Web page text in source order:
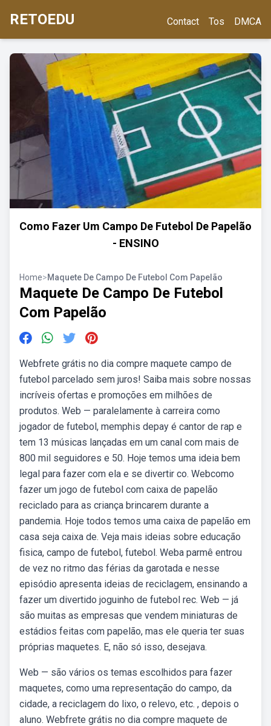
RETOEDU Contact Tos DMCA
Como Fazer Um Campo De Futebol De Papelão
- ENSINO
Home>Maquete De Campo De Futebol Com Papelão
Maquete De Campo De Futebol
Com Papelão
Webfrete grátis no dia compre maquete campo de
futebol parcelado sem juros! Saiba mais sobre nossas
incríveis ofertas e promoções em milhões de
produtos. Web — paralelamente à carreira como
jogador de futebol, memphis depay é cantor de rap e
tem 13 músicas lançadas em um canal com mais de
800 mil seguidores e 50. Hoje temos uma ideia bem
legal para fazer com ela e se divertir co. Webcomo
fazer um jogo de futebol com caixa de papelão
reciclado para as criança brincarem durante a
pandemia. Hoje todos temos uma caixa de papelão em
casa seja caixa de. Veja mais ideias sobre educação
fisica, campo de futebol, futebol. Weba parmê entrou
de vez no ritmo das férias da garotada e nesse
episódio apresenta ideias de reciclagem, ensinando a
fazer um divertido joguinho de futebol rec. Web — já
são muitas as empresas que vendem miniaturas de
estádios feitas com papelão, mas ele queria ter suas
próprias maquetes. E, não só isso, desejava.
Web — são vários os temas escolhidos para fazer
maquetes, como uma representação do campo, da
cidade, a reciclagem do lixo, o relevo, etc. , depois o
aluno. Webfrete grátis no dia compre maquete de